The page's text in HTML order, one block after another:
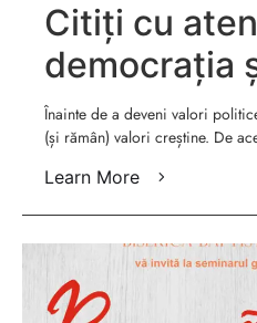
Citiți cu
democrația
drept sunt
Peter Costea
Înainte de a deveni valori
(și rămân) valori creștine. De
Learn More